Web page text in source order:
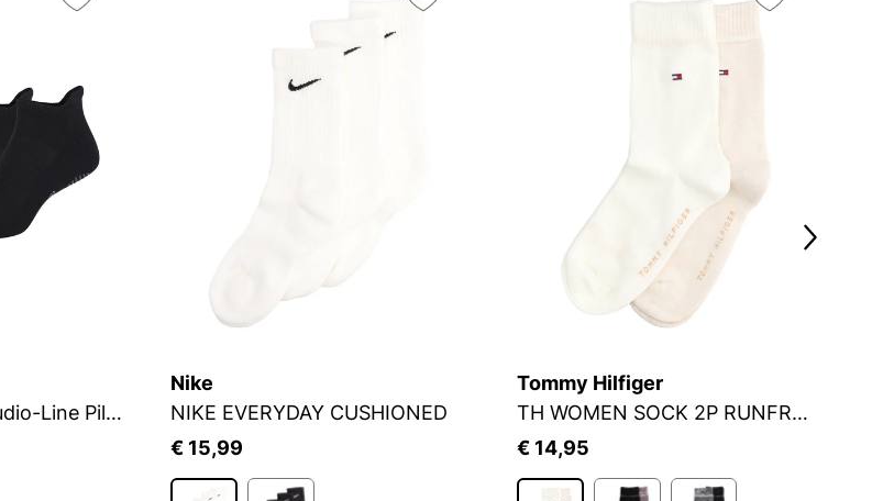
Sneakersocken Studio-Line Pilates und Yoga
Nike
NIKE EVERYDAY CUSHIONED
€ 15,99
Tommy Hilfiger
TH WOMEN SOCK 2P RUNFREE
€ 14,95